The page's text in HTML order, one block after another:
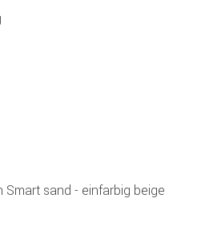
Smart sand - einfarbig beige